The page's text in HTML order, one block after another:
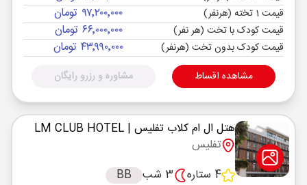
قیمت 1 تخته (هرنفر) ۹۷٬۲۰۰٬۰۰۰ تومان
قیمت کودک با تخت (هر نفر) ۶۶٬۰۰۰٬۰۰۰ تومان
قیمت کودک بدون تخت (هرنفر) ۴۳٬۹۹۰٬۰۰۰ تومان
مشاهده اقساط مشاوره و رزرو رایگان
هتل ال ام کلاب تفلیس | LM CLUB HOTEL
تفلیس
4 ستاره
3 شب
BB